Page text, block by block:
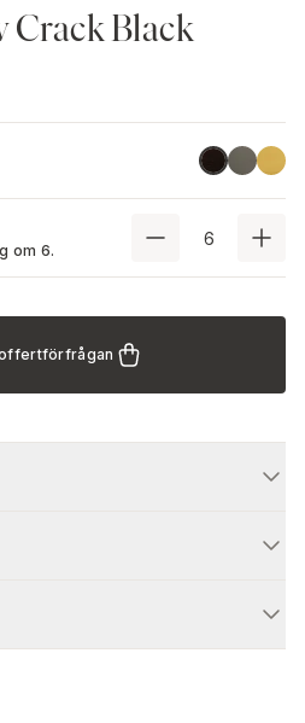
Crack Black
BlackStainless
Gold
om 6.